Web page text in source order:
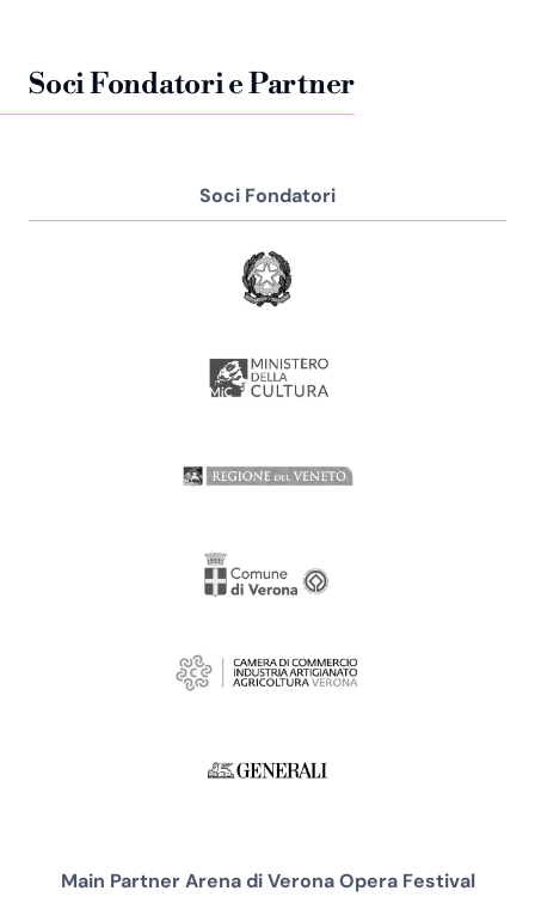
Soci Fondatori e Partner
Soci Fondatori
Main Partner Arena di Verona Opera Festival